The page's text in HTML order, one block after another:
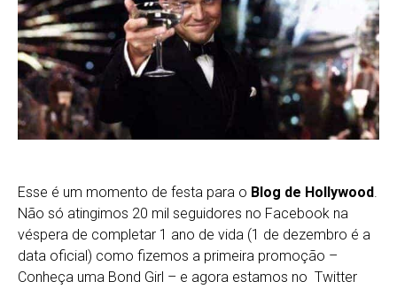
Esse é um momento de festa para o Blog de Hollywood.
Não só atingimos 20 mil seguidores no Facebook na
véspera de completar 1 ano de vida (1 de dezembro é a
data oficial) como fizemos a primeira promoção –
Conheça uma Bond Girl – e agora estamos no Twitter